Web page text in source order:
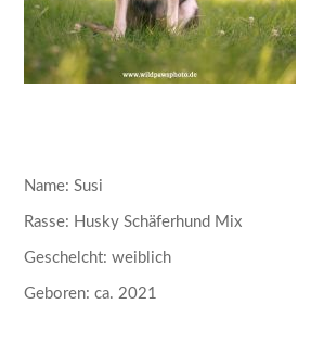
Name: Susi
Rasse: Husky Schäferhund Mix
Geschelcht: weiblich
Geboren: ca. 2021